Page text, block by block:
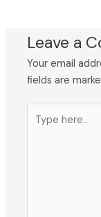
Leave a
Your email
fields are
here..